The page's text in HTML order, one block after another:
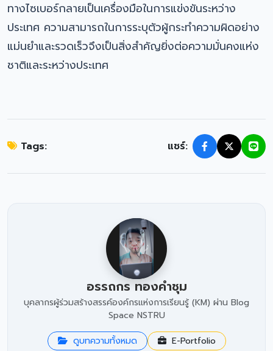
ทางไซเบอร์กลายเป็นเครื่องมือในการแข่งขันระหว่าง
ประเทศ ความสามารถในการระบุตัวผู้กระทำความผิดอย่าง
แม่นยำและรวดเร็วจึงเป็นสิ่งสำคัญยิ่งต่อความมั่นคงแห่ง
ชาติและระหว่างประเทศ
Tags: แชร์:
อรรถกร ทองคำชุม
บุคลากรผู้ร่วมสร้างสรรค์องค์กรแห่งการเรียนรู้ (KM) ผ่าน Blog
Space NSTRU
ดูบทความทั้งหมด
E-Portfolio